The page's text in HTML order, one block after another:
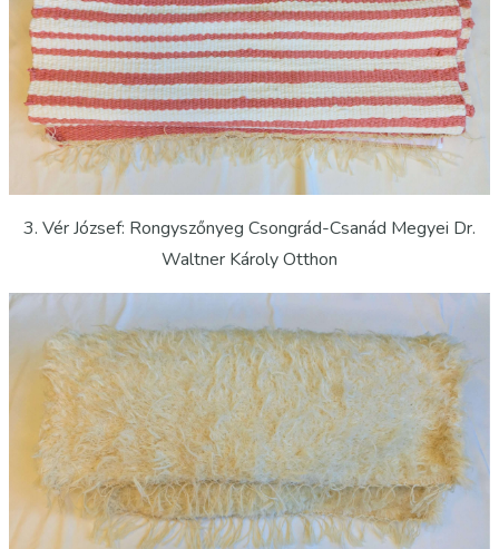
3. Vér József: Rongyszőnyeg Csongrád-Csanád Megyei Dr.
Waltner Károly Otthon